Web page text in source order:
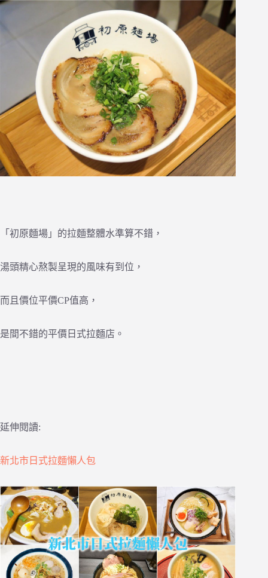
「初原麵場」的拉麵整體水準算不錯，
湯頭精心熬製呈現的風味有到位，
而且價位平價CP值高，
是間不錯的平價日式拉麵店。
延伸閱讀:
新北市日式拉麵懶人包